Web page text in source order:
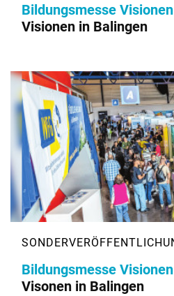
Bildungsmesse Visionen
Visionen in Balingen
Bildungsmesse Visionen
Visonen in Balingen